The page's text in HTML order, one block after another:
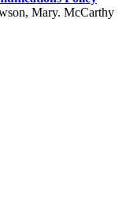
Mary. McCarthy